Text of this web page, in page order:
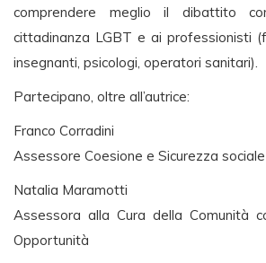
comprendere meglio il dibattito
cittadinanza LGBT e ai professionisti
insegnanti, psicologi, operatori sanitari).
Partecipano, oltre all’autrice:
Franco Corradini
Assessore Coesione e Sicurezza sociale
Natalia Maramotti
Assessora alla Cura della Comunità
Opportunità